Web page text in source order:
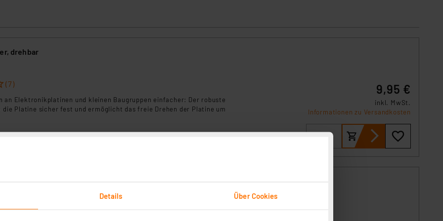
Details Über Cookies
drehbar
(7)
an Elektronikplatinen und kleinen Baugruppen einfacher: Der robuste
Platine sicher fest und ermöglicht das freie Drehen der Platine um
9,95 €
inkl. MwSt.
Informationen zu Versandkosten